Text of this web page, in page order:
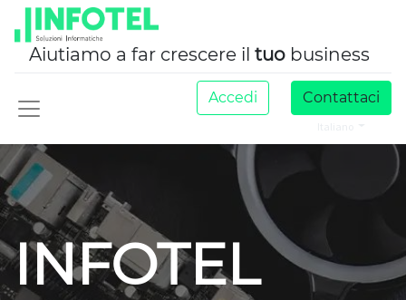
Aiutiamo a far crescere il tuo business
Accedi Contattaci
INFOTEL